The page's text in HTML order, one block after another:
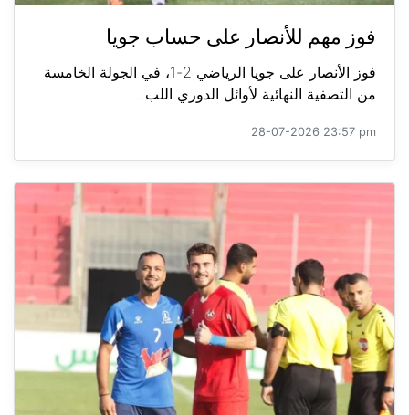
فوز مهم للأنصار على حساب جويا
فوز الأنصار على جويا الرياضي 2-1، في الجولة الخامسة
من التصفية النهائية لأوائل الدوري اللب...
28-07-2026 23:57 pm